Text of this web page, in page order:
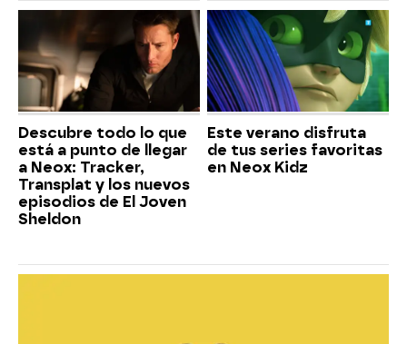
Descubre todo lo que
está a punto de llegar
a Neox: Tracker,
Transplat y los nuevos
episodios de El Joven
Sheldon
Este verano disfruta
de tus series favoritas
en Neox Kidz